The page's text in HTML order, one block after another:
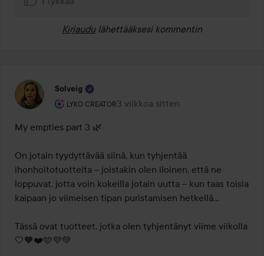
Kirjaudu lähettääksesi kommentin
Solveig
LYKO CREATOR
Käyttäjän rooli: Lyko Creator.
3 viikkoa sitten
Viesti luotiin 3 viikkoa sitten
My empties part 3 🌿
On jotain tyydyttävää siinä, kun tyhjentää
ihonhoitotuotteita – joistakin olen iloinen, että ne
loppuvat, jotta voin kokeilla jotain uutta – kun taas toisia
kaipaan jo viimeisen tipan puristamisen hetkellä…
Tässä ovat tuotteet, jotka olen tyhjentänyt viime viikolla
🤍🧡❤️🩵💜💚